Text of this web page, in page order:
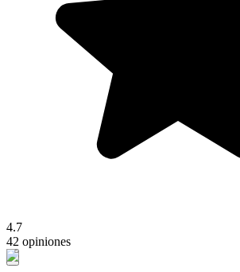
4.7
42 opiniones